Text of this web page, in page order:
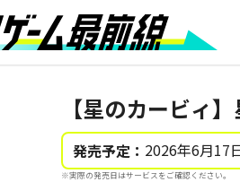
【星のカービィ
発売予定： 2026年6月17
※実際の発売日はサービスをご確認ください。